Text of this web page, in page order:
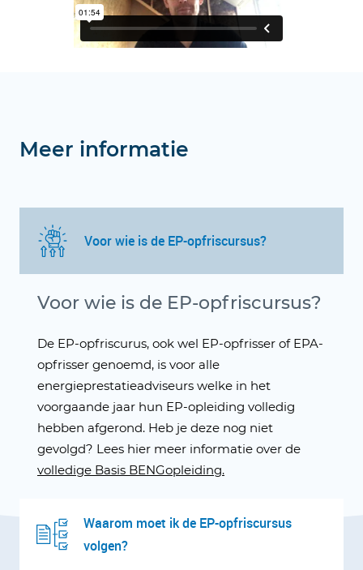
Meer informatie
Voor wie is de EP-opfriscursus?
Voor wie is de EP-opfriscursus?
De EP-opfriscurus, ook wel EP-opfrisser of EPA-
opfrisser genoemd, is voor alle
energieprestatieadviseurs welke in het
voorgaande jaar hun EP-opleiding volledig
hebben afgerond. Heb je deze nog niet
gevolgd? Lees hier meer informatie over de
volledige Basis BENGopleiding.
Waarom moet ik de EP-opfriscursus
volgen?